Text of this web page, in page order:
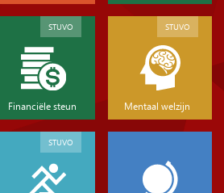
Financiële steun
STUVO
Mentaal welzijn
STUVO
STUVO